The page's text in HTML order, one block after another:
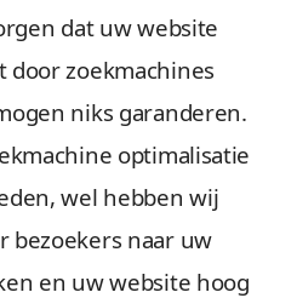
dat uw website
door zoekmachines
niks garanderen.
optimalisatie
wel hebben wij
bezoekers naar uw
en uw website hoog